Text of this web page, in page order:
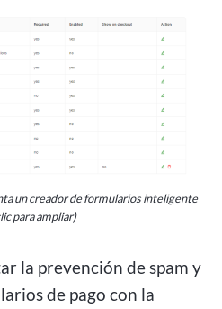
un creador de formularios inteligente
para ampliar)
la prevención de spam y
de pago con la